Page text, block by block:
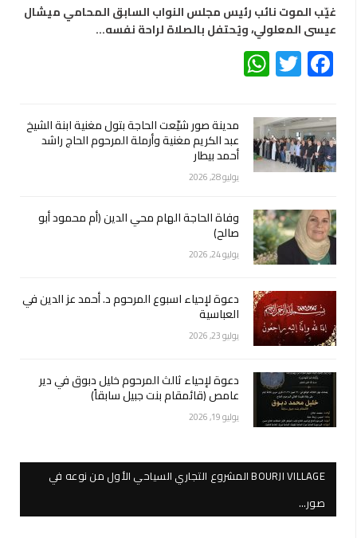
غيّب الموت نائب رئيس مجلس النواب السابق المحامي ميشال
عيسى المعلولي، ويُحتفل بالصلاة لراحة نفسه…
Facebook
Twitter
مدينة صور شيّعت الحاجة بتول مغنية ابنة الشيخ
عبد الكريم مغنية وأرملة المرحوم الحاج راشد
أحمد بيطار
يوليو 28, 2026
وفاة الحاجة الهام محي الدين (أم محمود أبو
صالح)
يوليو 24, 2026
دعوة لإحياء اسبوع المرحوم د. أحمد عز الدين في
العباسية
يوليو 23, 2026
دعوة لإحياء ثالث المرحوم خليل دبوق في دير
عامص (قائمقام بنت جبيل سابقاً)
يوليو 19, 2026
BOURJI VILLAGE المشروع التجاري السياحي الأول من نوعه في
صور…